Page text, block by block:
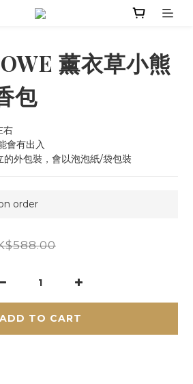
薰衣草小熊
包
右
會有出入
外包裝，會以泡泡紙/袋包裝
order
ADD TO CART